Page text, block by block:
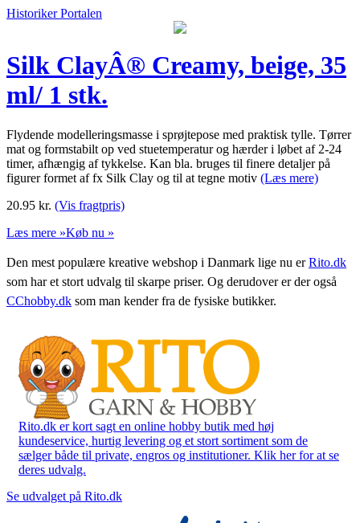
Historiker Portalen
Silk ClayÂ® Creamy, beige, 35
ml/ 1 stk.
Flydende modelleringsmasse i sprøjtepose med praktisk tylle. Tørrer
mat og formstabilt op ved stuetemperatur og hærder i løbet af 2-24
timer, afhængig af tykkelse. Kan bla. bruges til finere detaljer på
figurer formet af fx Silk Clay og til at tegne motiv (Læs mere)
20.95 kr. (Vis fragtpris)
Læs mere »Køb nu »
Den mest populære kreative webshop i Danmark lige nu erRito.dk
som har et stort udvalg til skarpe priser. Og derudover er der også
CChobby.dk som man kender fra de fysiske butikker.
Rito.dk er kort sagt en online hobby butik med høj
kundeservice, hurtig levering og et stort sortiment som de
sælger både til private, engros og institutioner. Klik her for at se
deres udvalg.
Se udvalget på Rito.dk